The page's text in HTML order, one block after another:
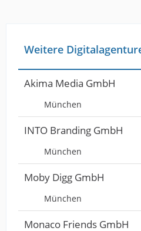
Weitere
Akima Media GmbH
München
INTO Branding GmbH
München
Moby Digg GmbH
München
Monaco Friends GmbH